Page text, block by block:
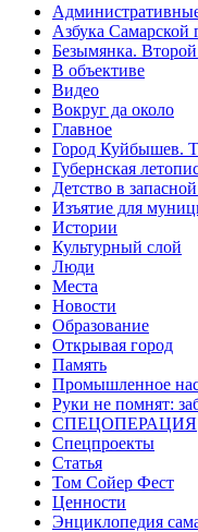
Азбука Самарской
Безымянка.
В объективе
Видео
Вокруг да около
Главное
Город Куйбышев.
Губернская
Детство в
Изъятие для
Истории
Культурный слой
Люди
Места
Новости
Образование
Открывая город
Память
Промышленное
Руки не помнят:
СПЕЦОПЕРАЦИЯ
Спецпроекты
Статья
Том Сойер Фест
Ценности
Энциклопедия